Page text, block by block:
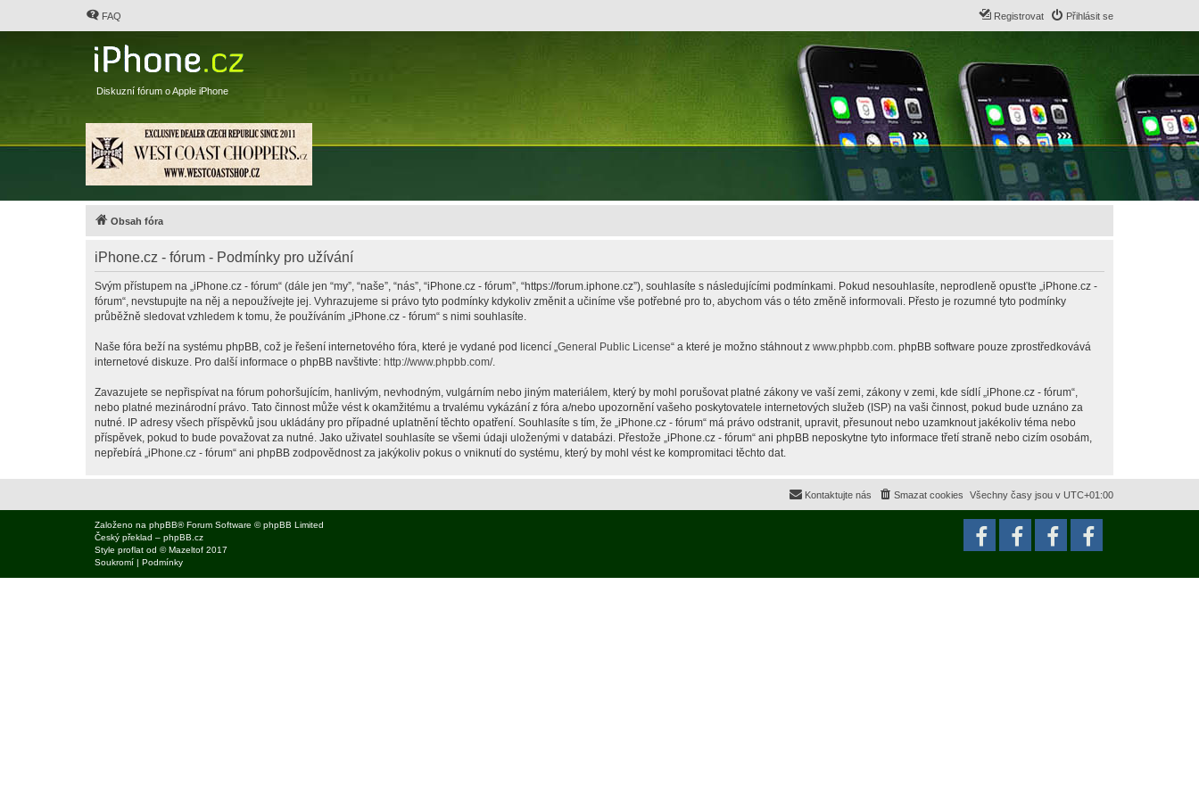
FAQ Přihlásit se
Registrovat
Diskuzní fórum o Apple iPhone
Obsah fóra
iPhone.cz - fórum - Podmínky pro užívání
Svým přístupem na „iPhone.cz - fórum“ (dále jen “my”, “naše”, “nás”, “iPhone.cz - fórum”, “https://forum.iphone.cz”), souhlasíte s následujícími podmínkami. Pokud nesouhlasíte, neprodleně opusťte „iPhone.cz -
fórum“, nevstupujte na něj a nepoužívejte jej. Vyhrazujeme si právo tyto podmínky kdykoliv změnit a učiníme vše potřebné pro to, abychom vás o této změně informovali. Přesto je rozumné tyto podmínky
průběžně sledovat vzhledem k tomu, že používáním „iPhone.cz - fórum“ s nimi souhlasíte.
Naše fóra beží na systému phpBB, což je řešení internetového fóra, které je vydané pod licencí „General Public License“ a které je možno stáhnout z www.phpbb.com. phpBB software pouze zprostředkovává
internetové diskuze. Pro další informace o phpBB navštivte: http://www.phpbb.com/.
Zavazujete se nepřispívat na fórum pohoršujícím, hanlivým, nevhodným, vulgárním nebo jiným materiálem, který by mohl porušovat platné zákony ve vaší zemi, zákony v zemi, kde sídlí „iPhone.cz - fórum“,
nebo platné mezinárodní právo. Tato činnost může vést k okamžitému a trvalému vykázání z fóra a/nebo upozornění vašeho poskytovatele internetových služeb (ISP) na vaši činnost, pokud bude uznáno za
nutné. IP adresy všech příspěvků jsou ukládány pro případné uplatnění těchto opatření. Souhlasíte s tím, že „iPhone.cz - fórum“ má právo odstranit, upravit, přesunout nebo uzamknout jakékoliv téma nebo
příspěvek, pokud to bude považovat za nutné. Jako uživatel souhlasíte se všemi údaji uloženými v databázi. Přestože „iPhone.cz - fórum“ ani phpBB neposkytne tyto informace třetí straně nebo cizím osobám,
nepřebírá „iPhone.cz - fórum“ ani phpBB zodpovědnost za jakýkoliv pokus o vniknutí do systému, který by mohl vést ke kompromitaci těchto dat.
Všechny časy jsou v UTC+01:00
Smazat cookies
Kontaktujte nás
Založeno na phpBB® Forum Software © phpBB Limited
Český překlad – phpBB.cz
Style proflat od ©Mazeltof 2017
Soukromí | Podmínky